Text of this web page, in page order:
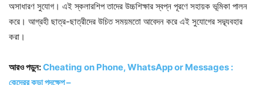
অসাধারণ সুযোগ। এই স্কলারশিপ তাদের উচ্চশিক্ষার স্বপ্ন পূরণে সহায়ক ভূমিকা পালন
করে। আগ্রহী ছাত্র-ছাত্রীদের উচিত সময়মতো আবেদন করে এই সুযোগের সদ্ব্যবহার
করা।
আরও পড়ুন:Cheating on Phone, WhatsApp or Messages :
কেন্দ্রের কড়া পদক্ষেপ –